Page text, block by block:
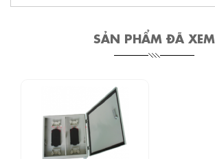
SẢN PHẨM ĐÃ XEM